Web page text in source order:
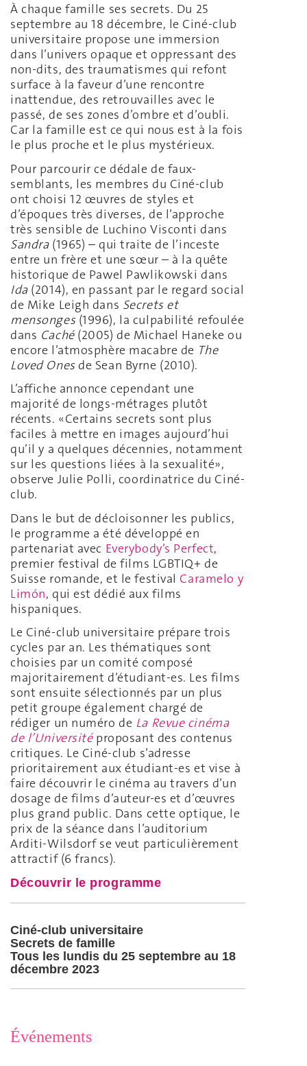
À chaque famille ses secrets. Du 25
septembre au 18 décembre, le Ciné-club
universitaire propose une immersion
dans l’univers opaque et oppressant des
non-dits, des traumatismes qui refont
surface à la faveur d’une rencontre
inattendue, des retrouvailles avec le
passé, de ses zones d’ombre et d’oubli.
Car la famille est ce qui nous est à la fois
le plus proche et le plus mystérieux.
Pour parcourir ce dédale de faux-
semblants, les membres du Ciné-club
ont choisi 12 œuvres de styles et
d’époques très diverses, de l’approche
très sensible de Luchino Visconti dans
Sandra(1965) – qui traite de l’inceste
entre un frère et une sœur – à la quête
historique de Pawel Pawlikowski dans
Ida(2014), en passant par le regard social
de Mike Leigh dans Secrets et
mensonges(1996), la culpabilité refoulée
dans Caché(2005) de Michael Haneke ou
encore l’atmosphère macabre de The
Loved Onesde Sean Byrne (2010).
L’affiche annonce cependant une
majorité de longs-métrages plutôt
récents. «Certains secrets sont plus
faciles à mettre en images aujourd’hui
qu’il y a quelques décennies, notamment
sur les questions liées à la sexualité»,
observe Julie Polli, coordinatrice du Ciné-
club.
Dans le but de décloisonner les publics,
le programme a été développé en
partenariat avec Everybody’s Perfect,
premier festival de films LGBTIQ+ de
Suisse romande, et le festival Caramelo y
Limón, qui est dédié aux films
hispaniques.
Le Ciné-club universitaire prépare trois
cycles par an. Les thématiques sont
choisies par un comité composé
majoritairement d’étudiant-es. Les films
sont ensuite sélectionnés par un plus
petit groupe également chargé de
rédiger un numéro de La Revue cinéma
de l’Universitéproposant des contenus
critiques. Le Ciné-club s’adresse
prioritairement aux étudiant-es et vise à
faire découvrir le cinéma au travers d’un
dosage de films d’auteur-es et d’œuvres
plus grand public. Dans cette optique, le
prix de la séance dans l’auditorium
Arditi-Wilsdorf se veut particulièrement
attractif (6 francs).
Découvrir le programme
Ciné-club universitaire
Secrets de famille
Tous les lundis du 25 septembre au 18
décembre 2023
Événements